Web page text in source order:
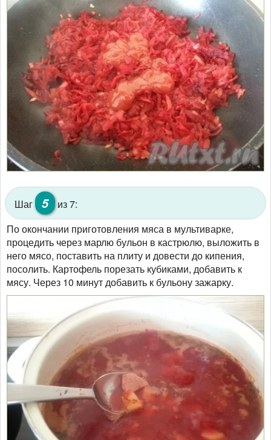
Шаг 5
из 7:
По окончании приготовления мяса в мультиварке,
процедить через марлю бульон в кастрюлю, выложить в
него мясо, поставить на плиту и довести до кипения,
посолить. Картофель порезать кубиками, добавить к
мясу. Через 10 минут добавить к бульону зажарку.